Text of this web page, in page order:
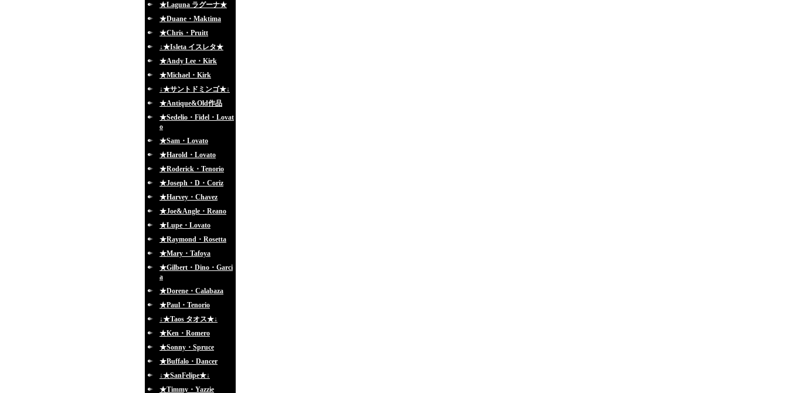
★Laguna ラグーナ★
★Duane・Maktima
★Chris・Pruitt
↓★Isleta イスレタ★
★Andy Lee・Kirk
★Michael・Kirk
↓★サントドミンゴ★↓
★Antique&Old作品
★Sedelio・Fidel・Lovat
o
★Sam・Lovato
★Harold・Lovato
★Roderick・Tenorio
★Joseph・D・Coriz
★Harvey・Chavez
★Joe&Angle・Reano
★Lupe・Lovato
★Raymond・Rosetta
★Mary・Tafoya
★Gilbert・Dino・Garci
a
★Dorene・Calabaza
★Paul・Tenorio
↓★Taos タオス★↓
★Ken・Romero
★Sonny・Spruce
★Buffalo・Dancer
↓★SanFelipe★↓
★Timmy・Yazzie